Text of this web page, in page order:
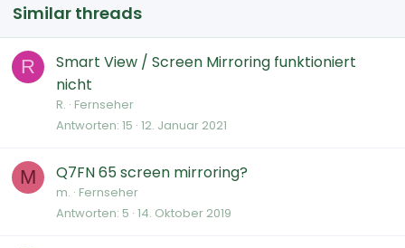
Similar threads
R
Smart View / Screen Mirroring funktioniert
nicht
R. Fernseher
Antworten 15 12. Januar 2021
M Q7FN 65 screen mirroring?
m. Fernseher
Antworten 5 14. Oktober 2019